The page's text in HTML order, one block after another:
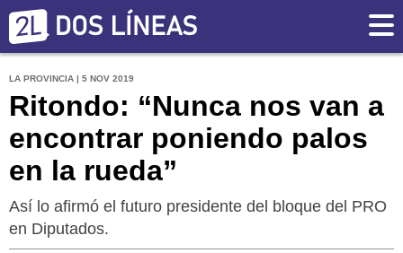
LA PROVINCIA | 5 NOV 2019
Ritondo: “Nunca nos van a
encontrar poniendo palos
en la rueda”
Así lo afirmó el futuro presidente del bloque del PRO
en Diputados.